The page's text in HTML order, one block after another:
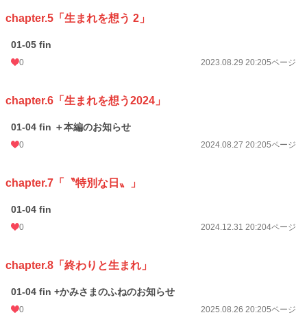
chapter.5「生まれを想う 2」
01-05 fin
0 2023.08.29 20:205ページ
chapter.6「生まれを想う2024」
01-04 fin ＋本編のお知らせ
0 2024.08.27 20:205ページ
chapter.7「〝特別な日〟」
01-04 fin
0 2024.12.31 20:204ページ
chapter.8「終わりと生まれ」
01-04 fin +かみさまのふねのお知らせ
0 2025.08.26 20:205ページ